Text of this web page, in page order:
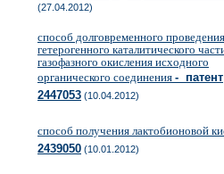
(27.04.2012)
способ долговременного проведения
гетерогенного каталитического
газофазного окисления исходного
органического соединения - патент
2447053 (10.04.2012)
способ получения лактобионовой
2439050 (10.01.2012)